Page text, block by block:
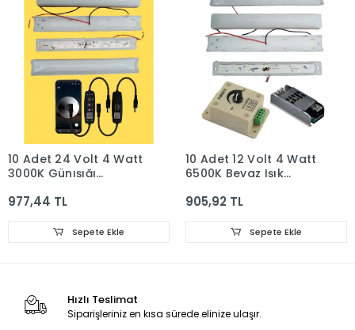
10 Adet 24 Volt 4 Watt
3000K Günışığı
Bluetooth Telefon
977,44 TL
Sepete Ekle
10 Adet 12 Volt 4 Watt
6500K Beyaz Işık
Manuel Dimmer 5A
905,92 TL
Sepete Ekle
Hızlı Teslimat
Siparişleriniz en kısa sürede elinize ulaşır.